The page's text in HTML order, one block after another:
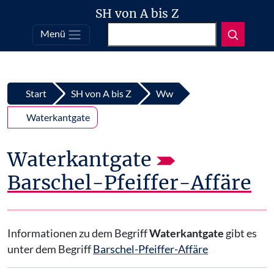
Top
Zum Inhalt springen
SH von A bis Z
Menü
Start SH von A bis Z Ww
Waterkantgate
Waterkantgate
Barschel-Pfeiffer-Affäre
Informationen zu dem BegriffWaterkantgate gibt es
unter dem BegriffBarschel-Pfeiffer-Affäre